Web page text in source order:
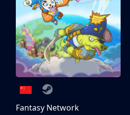
Fantasy Network